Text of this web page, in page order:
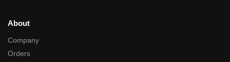
About
Company
Orders